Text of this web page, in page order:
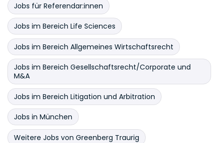
Jobs für Referendar:innen
Jobs im Bereich Life Sciences
Jobs im Bereich Allgemeines Wirtschaftsrecht
Jobs im Bereich Gesellschaftsrecht/Corporate und
M&A
Jobs im Bereich Litigation und Arbitration
Jobs in München
Weitere Jobs von Greenberg Traurig